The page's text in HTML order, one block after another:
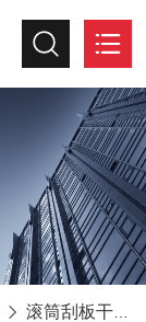
滚筒刮板干燥机